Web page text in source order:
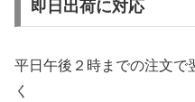
即日出荷に対応
平日午後２時までの注文で
く